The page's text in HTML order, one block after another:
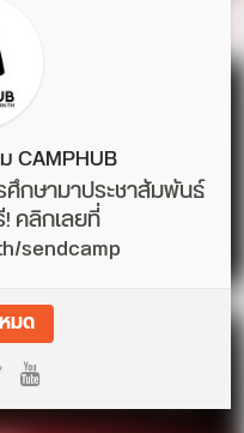
CAMPHUB
กษามาประชาสัมพันธ์
คลิกเลยที่
sendcamp
มด